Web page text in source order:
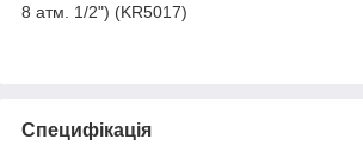
8 атм. 1/2") (KR5017)
Специфікація